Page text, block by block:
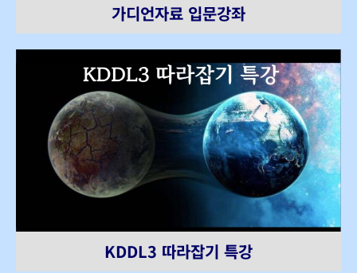
가디언자료 입문강좌
KDDL3 따라잡기 특강